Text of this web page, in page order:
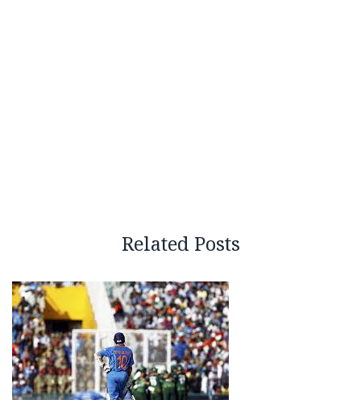
Related Posts